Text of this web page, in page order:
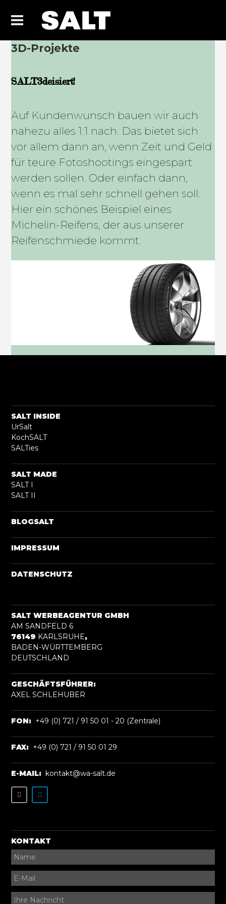
3D-Projekte
SALT3deisiert!
Auf Kundenwunsch bauen wir auch
nahezu alles 1:1 nach. Das bietet sich
vor allem dann an, wenn Zeit und Geld
für teure Fotoshootings eingespart
werden sollen. Oder einfach dann,
wenn es mal sehr schnell gehen soll.
Hier ein schönes Beispiel eines
Michelin-Reifens, der aus unserer
Reifenschmiede kommt.
SALT INSIDE
UrSalt
KochSALT
SALTies
SALT MADE
SALT I
SALT II
BLOGSALT
IMPRESSUM
DATENSCHUTZ
SALT WERBEAGENTUR GMBH
AM SANDFELD 6
76149 KARLSRUHE,
BADEN-WÜRTTEMBERG
DEUTSCHLAND
GESCHÄFTSFÜHRER:
AXEL SCHLEHUBER
FON: +49 (0) 721 / 91 50 01 - 20 (Zentrale)
FAX: +49 (0) 721 / 91 50 01 29
E-MAIL: kontakt@wa-salt.de
KONTAKT